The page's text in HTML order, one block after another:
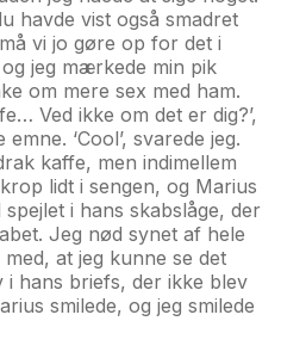
havde vist også smadret
må vi jo gøre op for det i
jeg mærkede min pik
om mere sex med ham.
Ved ikke om det er dig?’,
‘Cool’, svarede jeg.
kaffe, men indimellem
lidt i sengen, og Marius
i hans skabslåge, der
Jeg nød synet af hele
at jeg kunne se det
hans briefs, der ikke blev
smilede, og jeg smilede